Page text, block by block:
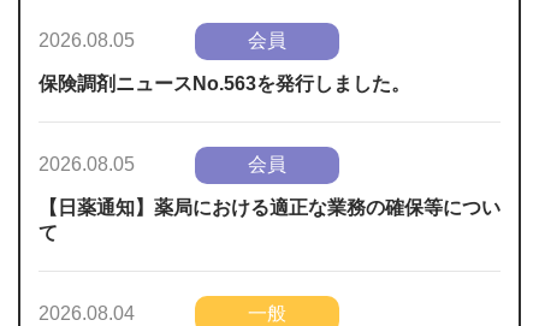
2026.08.05 会員
保険調剤ニュースNo.563を発行しました。
2026.08.05 会員
【日薬通知】薬局における適正な業務の確保等につい
て
2026.08.04 一般